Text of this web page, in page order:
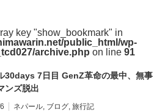
key "show_bookmark" in
public_html/wp-
archive.php on line 91
30days 7日目 GenZ革命の最中、無事
ンズ脱出
ネパール, ブログ, 旅行記